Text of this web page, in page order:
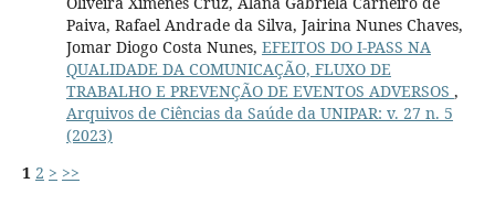
Paiva, Rafael Andrade da Silva, Jairina Nunes Chaves,
Jomar Diogo Costa Nunes, EFEITOS DO I-PASS NA
QUALIDADE DA COMUNICAÇÃO, FLUXO DE
TRABALHO E PREVENÇÃO DE EVENTOS ADVERSOS ,
Arquivos de Ciências da Saúde da UNIPAR: v. 27 n. 5
(2023)
1 2 > >>